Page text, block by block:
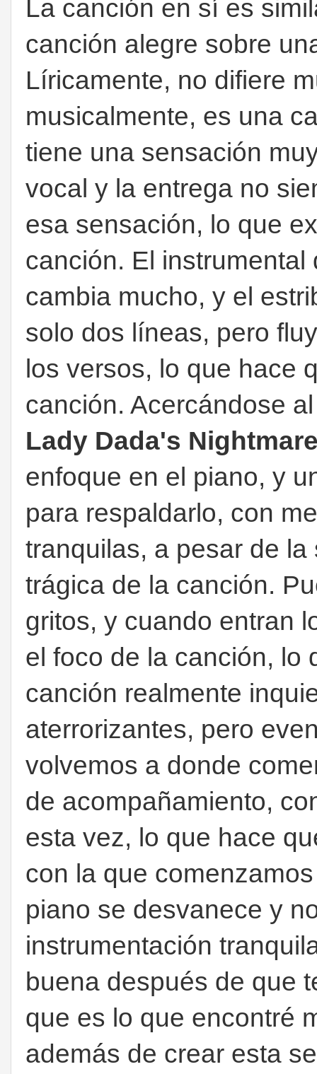
La canción en sí es
canción alegre sobre
Líricamente, no difiere
musicalmente, es una
tiene una sensación
vocal y la entrega no
esa sensación, lo que
canción. El
cambia mucho, y el
solo dos líneas, pero
los versos, lo que hace
canción. Acercándose
Lady Dada's
enfoque en el piano, y
para respaldarlo, con
tranquilas, a pesar de
trágica de la canción.
gritos, y cuando entran
el foco de la canción, lo
canción realmente
aterrorizantes, pero
volvemos a donde
de acompañamiento,
esta vez, lo que hace
con la que
piano se desvanece y
instrumentación
buena después de que
que es lo que encontré
además de crear esta